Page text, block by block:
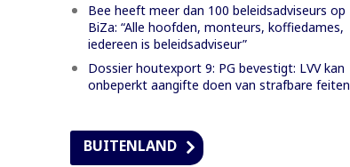
Bee heeft meer dan 100 beleidsadviseurs op
BiZa: “Alle hoofden, monteurs, koffiedames,
iedereen is beleidsadviseur”
Dossier houtexport 9: PG bevestigt: LVV kan
onbeperkt aangifte doen van strafbare feiten
BUITENLAND